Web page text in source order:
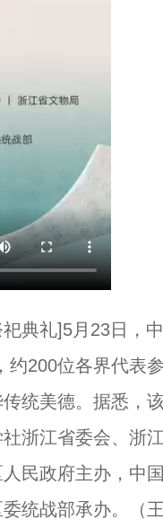
典礼]5月23日，
约200位各界代表
统美德。据悉，
浙江省委会、浙
民政府主办，中
统战部承办。（